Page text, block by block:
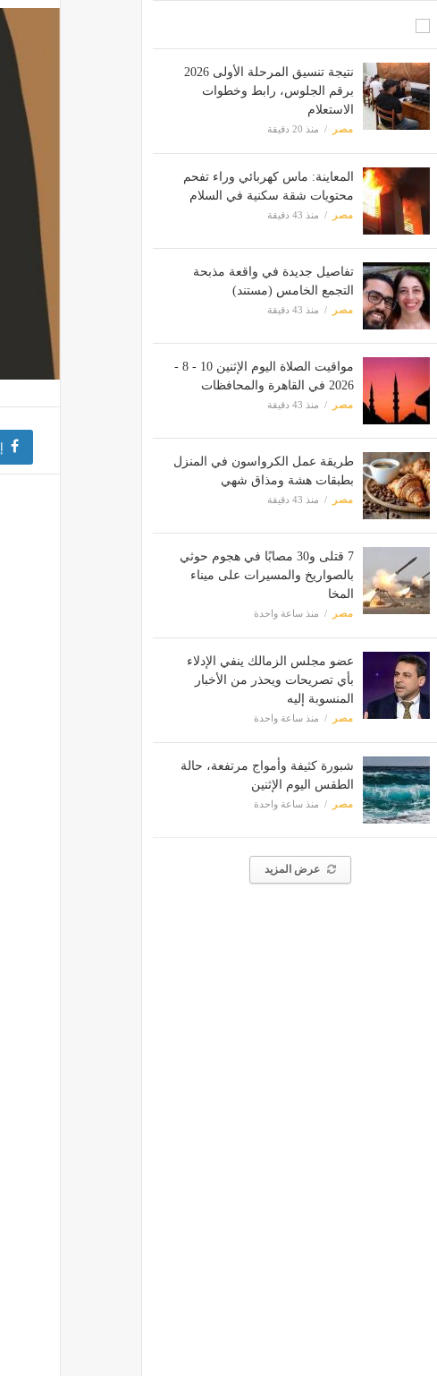
نتيجة تنسيق المرحلة الأولى 2026
برقم الجلوس، رابط وخطوات
الاستعلام
مصر منذ 20 دقيقة
المعاينة: ماس كهربائي وراء تفحم
محتويات شقة سكنية في السلام
مصر منذ 43 دقيقة
تفاصيل جديدة في واقعة مذبحة
التجمع الخامس (مستند)
مصر منذ 43 دقيقة
مواقيت الصلاة اليوم الإثنين 10 - 8 -
2026 في القاهرة والمحافظات
مصر منذ 43 دقيقة
طريقة عمل الكرواسون في المنزل
بطبقات هشة ومذاق شهي
مصر منذ 43 دقيقة
7 قتلى و30 مصابًا في هجوم حوثي
بالصواريخ والمسيرات على ميناء
المخا
مصر منذ ساعة واحدة
عضو مجلس الزمالك ينفي الإدلاء
بأي تصريحات ويحذر من الأخبار
المنسوبة إليه
مصر منذ ساعة واحدة
شبورة كثيفة وأمواج مرتفعة، حالة
الطقس اليوم الإثنين
مصر منذ ساعة واحدة
عرض المزيد